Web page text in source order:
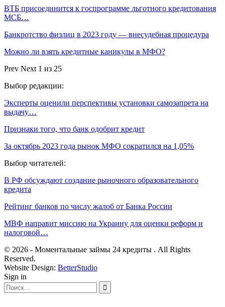
ВТБ присоединится к госпрограмме льготного кредитования
МСБ…
Банкротство физлиц в 2023 году — внесудебная процедура
Можно ли взять кредитные каникулы в МФО?
Prev Next 1 из 25
Выбор редакции:
Эксперты оценили перспективы установки самозапрета на
выдачу…
Признаки того, что банк одобрит кредит
За октябрь 2023 года рынок МФО сократился на 1,05%
Выбор читателей:
В РФ обсуждают создание рыночного образовательного
кредита
Рейтинг банков по числу жалоб от Банка России
МВФ направит миссию на Украину для оценки реформ и
налоговой…
© 2026 - Моментальные займы 24 кредиты . All Rights
Reserved.
Website Design: BetterStudio
Sign in